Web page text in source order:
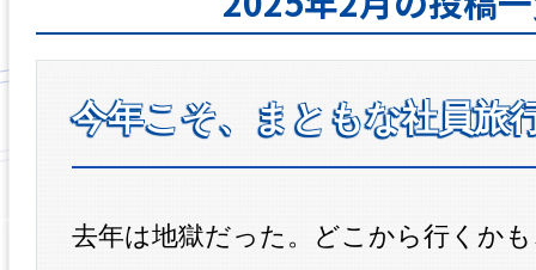
今年こそ、まともな社員旅
去年は地獄だった。どこから行くか